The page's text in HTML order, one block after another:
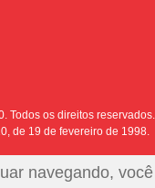
Todos os direitos reservados.
de 19 de fevereiro de 1998.
navegando,